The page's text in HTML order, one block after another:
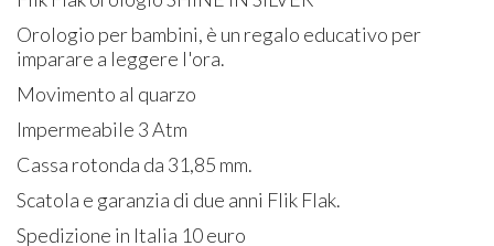
Orologio per bambini, è un regalo educativo per
imparare a leggere l'ora.
Movimento al quarzo
Impermeabile 3 Atm
Cassa rotonda da 31,85 mm.
Scatola e garanzia di due anni Flik Flak.
Spedizione in Italia 10 euro